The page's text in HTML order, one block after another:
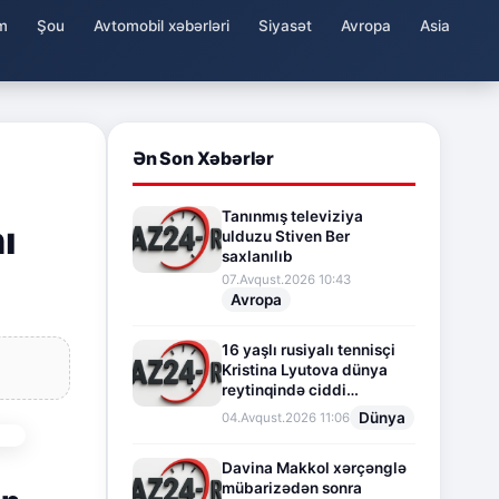
Şou Avtomobil xəbərləri Siyasət Avropa Asia
Ən Son Xəbərlər
Tanınmış televiziya
ulduzu Stiven Ber
saxlanılıb
07.Avqust.2026 10:43
Avropa
16 yaşlı rusiyalı tennisçi
Kristina Lyutova dünya
reytinqində ciddi
irəliləyişə imza atdı
04.Avqust.2026 11:06 Dünya
Davina Makkol xərçənglə
mübarizədən sonra